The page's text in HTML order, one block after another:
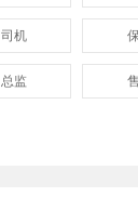
司机
总监